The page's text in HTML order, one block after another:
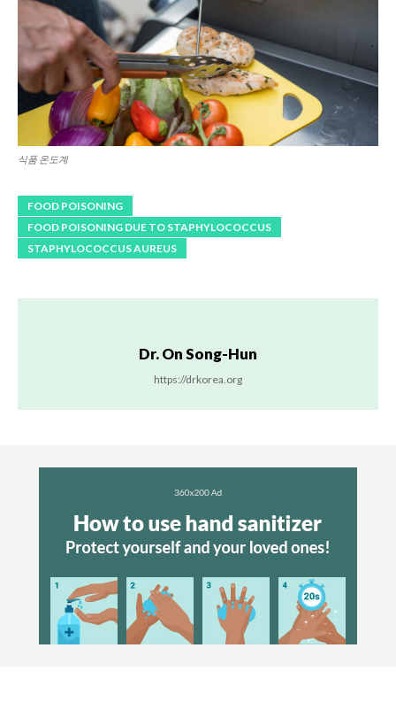
식품 온도계
FOOD POISONING
FOOD POISONING DUE TO STAPHYLOCOCCUS
STAPHYLOCOCCUS AUREUS
Dr. On Song-Hun
https://drkorea.org